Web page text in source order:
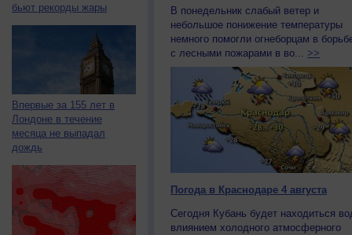
бьют рекорды жары
Впервые за 155 лет в
Лондоне в течение
месяца не выпадал
дождь
В понедельник слабый ветер и
небольшое понижение температуры
немного помогли огнеборцам в
с лесными пожарами в во... >>
Погода в Краснодаре 4 августа
Сегодня Кубань будет находиться
влиянием холодного атмосферного